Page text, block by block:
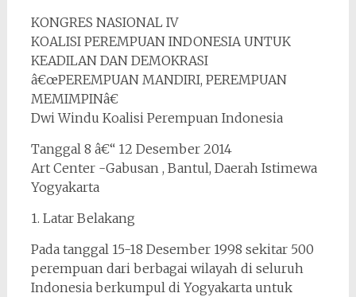
KONGRES NASIONAL IV
KOALISI PEREMPUAN INDONESIA UNTUK
KEADILAN DAN DEMOKRASI
â€œPEREMPUAN MANDIRI, PEREMPUAN
MEMIMPINâ€
Dwi Windu Koalisi Perempuan Indonesia
Tanggal 8 â€“ 12 Desember 2014
Art Center -Gabusan , Bantul, Daerah Istimewa
Yogyakarta
1. Latar Belakang
Pada tanggal 15-18 Desember 1998 sekitar 500
perempuan dari berbagai wilayah di seluruh
Indonesia berkumpul di Yogyakarta untuk